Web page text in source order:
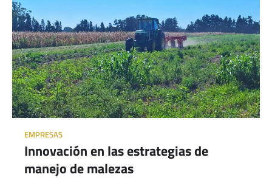
EMPRESAS
Innovación en las estrategias de
manejo de malezas